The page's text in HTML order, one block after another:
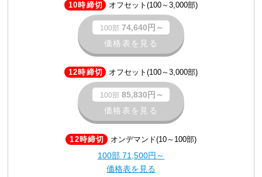
10時締切 オフセット(100～3,000部)
100部 74,640円～
価格表を見る
12時締切 オフセット(100～3,000部)
100部 85,830円～
価格表を見る
12時締切 オンデマンド(10～100部)
100部71,500円～
価格表を見る